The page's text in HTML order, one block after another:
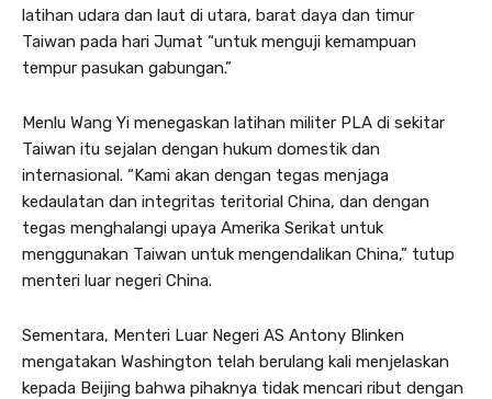
latihan udara dan laut di utara, barat daya dan timur
Taiwan pada hari Jumat “untuk menguji kemampuan
tempur pasukan gabungan.”
Menlu Wang Yi menegaskan latihan militer PLA di sekitar
Taiwan itu sejalan dengan hukum domestik dan
internasional. “Kami akan dengan tegas menjaga
kedaulatan dan integritas teritorial China, dan dengan
tegas menghalangi upaya Amerika Serikat untuk
menggunakan Taiwan untuk mengendalikan China,” tutup
menteri luar negeri China.
Sementara, Menteri Luar Negeri AS Antony Blinken
mengatakan Washington telah berulang kali menjelaskan
kepada Beijing bahwa pihaknya tidak mencari ribut dengan